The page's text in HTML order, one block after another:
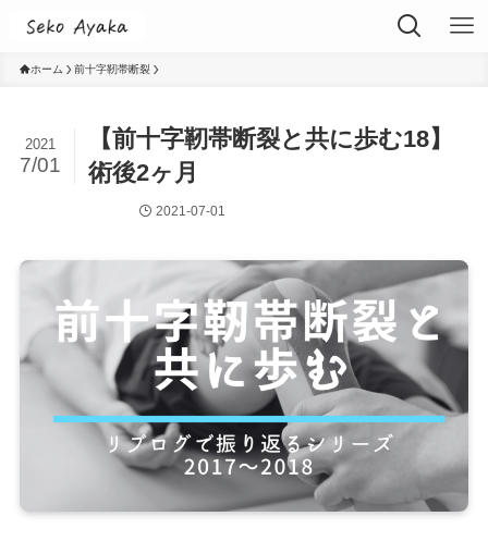
ホーム 前十字靭帯断裂
【前十字靭帯断裂と共に歩む18】
術後2ヶ月
2021
7/01
2021-07-01